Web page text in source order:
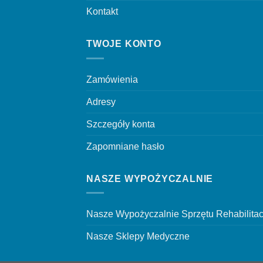
Kontakt
TWOJE KONTO
Zamówienia
Adresy
Szczegóły konta
Zapomniane hasło
NASZE WYPOŻYCZALNIE
Nasze Wypożyczalnie Sprzętu
Nasze Sklepy Medyczne